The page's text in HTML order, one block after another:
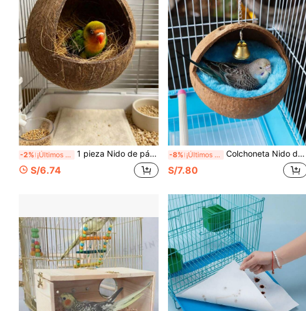
-2% ¡Últimos 3 días 1 pieza Nido de pájaro hecho a mano para decoración de jardín, nido de pájaro de paja tejida gruesa de color marrón, adecuado para pájaros mascotas o loros, almohadilla de anidación natural para pájaros mascotas pequeños, nido, cama, almohadilla cálida anti-picoteo, adecuada para loros, periquitos, loros de cola larga, canarios, redonda y cálida
S/6.74
-8% ¡Últimos 3 días Colchoneta Nido de Pájaro, Cama para Mascotas, Cama para Mascotas Pequeñas de Todas las Estaciones para Hámster Dorado, Rata de Rama de Flor, Adecuada para Loro, Periquito, Loro de Cola Larga, Cacatúa, Conure, Agapornis, Canario, Pinzón
S/7.80